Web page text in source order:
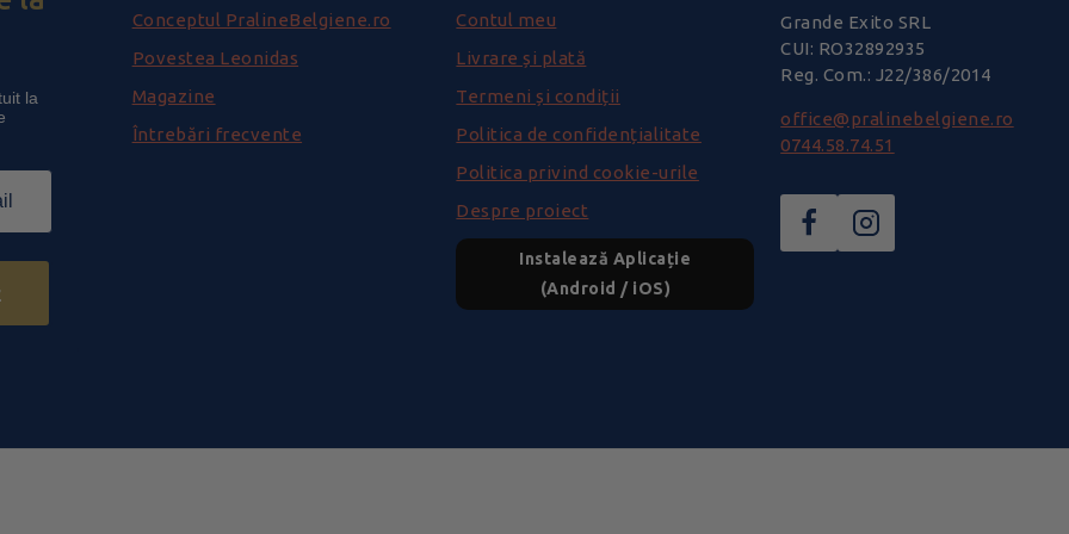
la
Conceptul PralineBelgiene.ro
Povestea Leonidas
Magazine
Întrebări frecvente
Contul meu
Livrare și plată
Termeni și condiții
Politica de confidențialitate
Politica privind cookie-urile
Despre proiect
Instalează Aplicație
(Android / iOS)
Grande Exito SRL
CUI: RO32892935
Reg. Com.: J22/386/2014
office@pralinebelgiene.ro
0744.58.74.51